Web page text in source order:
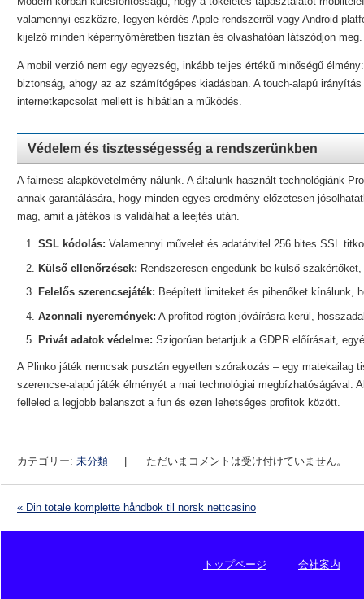
valamennyi eszközre, legyen kérdés Apple rendszerről vagy Android
kijelző minden képernyőméretben tisztán és olvashatóan látszódjon meg.
A mobil verzió nem egy egyezség, inkább teljes értékű minőségű
biztonság, ahogy az az számítógépes kiadásban. A touch-alapú
internetkapcsolat mellett is hibátlan a működés.
Védelem és tisztességesség a rendszerünkben
A fairness alapkövetelmény nálunk. A általunk használt technológiánk
annak garantálására, hogy minden egyes eredmény előzetesen
mag, amit a játékos is validálhat a leejtés után.
SSL kódolás: Valamennyi művelet és adatátvitel 256 bites SSL
Külső ellenőrzések: Rendszeresen engedünk be külső
Felelős szerencsejáték: Beépített limiteket és pihenőket kínálunk,
Azonnali nyeremények: A profitod rögtön jóváírásra kerül,
Privát adatok védelme: Szigorúan betartjuk a GDPR előírásait,
A Plinko játék nemcsak pusztán egyetlen szórakozás – egy
szerencse-alapú játék élményét a mai technológiai
felleled a legjobb balanszot a fun és ezen lehetséges profitok között.
カテゴリー: 未分類 ただいまコメントは受け付けていません。
« Din totale komplette håndbok til norsk nettcasino
トップページ 会社案内